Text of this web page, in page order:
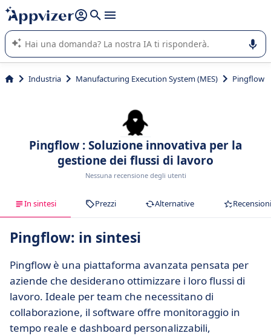
righe con
shift + enter
L'IA di Appvizer vi guida nell'utilizzo o nella scelta di un
software SaaS per la vostra azienda.
Industria Manufacturing Execution System (MES) Pingflow
Pingflow : Soluzione innovativa per la
gestione dei flussi di lavoro
Nessuna recensione degli utenti
In sintesi Prezzi Alternative Recensioni
Pingflow: in sintesi
Pingflow è una piattaforma avanzata pensata per
aziende che desiderano ottimizzare i loro flussi di
lavoro. Ideale per team che necessitano di
collaborazione, il software offre monitoraggio in
tempo reale e dashboard personalizzabili,